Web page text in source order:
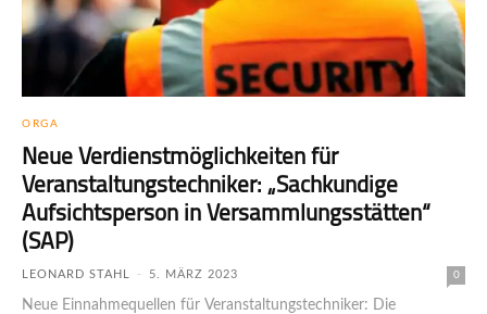
ORGA
Neue Verdienstmöglichkeiten für
Veranstaltungstechniker: „Sachkundige
Aufsichtsperson in Versammlungsstätten“
(SAP)
LEONARD STAHL - 5. MÄRZ 2023 0
Neue Einnahmequellen für Veranstaltungstechniker: Die